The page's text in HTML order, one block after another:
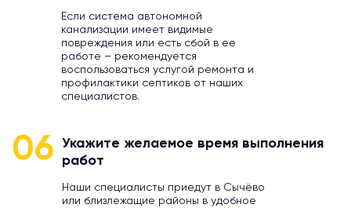
Если система автономной
канализации имеет видимые
повреждения или есть сбой в ее
работе – рекомендуется
воспользоваться услугой ремонта и
профилактики септиков от наших
специалистов.
06
Укажите желаемое время выполнения
работ
Наши специалисты приедут в Сычёво
или близлежащие районы в удобное